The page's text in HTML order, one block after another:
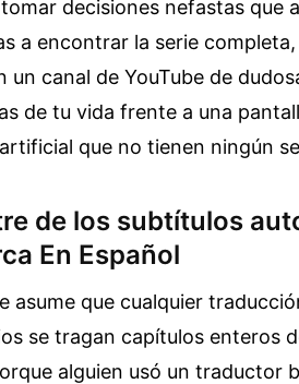
decisiones nefastas que
a encontrar la serie
un canal de YouTube de
de tu vida frente a una
que no tienen ningún
de los subtítulos
En Español
asume que cualquier
se tragan capítulos enteros
alguien usó un traductor